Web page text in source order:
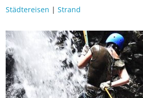
Kategorie: Städte
Tags:Aktivurlaub|Badeurlaub|Europa
Städtereisen|Strand